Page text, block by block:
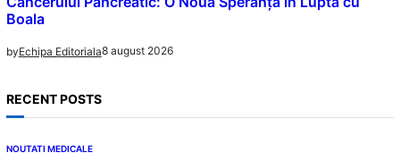
Boala
byEchipa Editoriala8 august 2026
RECENT POSTS
NOUTATI MEDICALE